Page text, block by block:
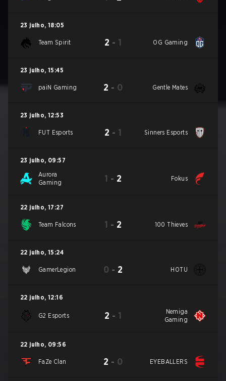
23 julho, 18:05
Team Spirit 2 - 1 OG Gaming
23 julho, 15:45
paiN Gaming 2 - 0 Gentle Mates
23 julho, 12:53
FUT Esports 2 - 1 Sinners Esports
23 julho, 09:57
Aurora
Gaming
1 - 2 Fokus
22 julho, 17:27
Team Falcons 1 - 2 100 Thieves
22 julho, 15:24
GamerLegion 0 - 2 HOTU
22 julho, 12:16
G2 Esports 2 - 1
Nemiga
Gaming
22 julho, 09:56
FaZe Clan 2 - 0 EYEBALLERS